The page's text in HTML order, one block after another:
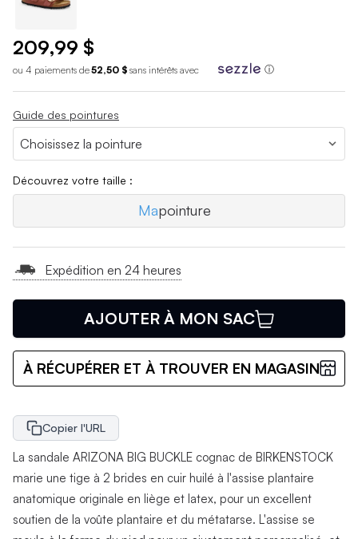
209,99 $
ou 4 paiements de52,50 $ sans intérêts avec ⓘ
Guide des pointures
Découvrez votre taille :
Mapointure
Expédition en 24 heures
AJOUTER À MON SAC
À RÉCUPÉRER ET À TROUVER EN MAGASIN
Copier l'URL
La sandale ARIZONA BIG BUCKLE cognac de BIRKENSTOCK
marie une tige à 2 brides en cuir huilé à l'assise plantaire
anatomique originale en liège et latex, pour un excellent
soutien de la voûte plantaire et du métatarse. L'assise se